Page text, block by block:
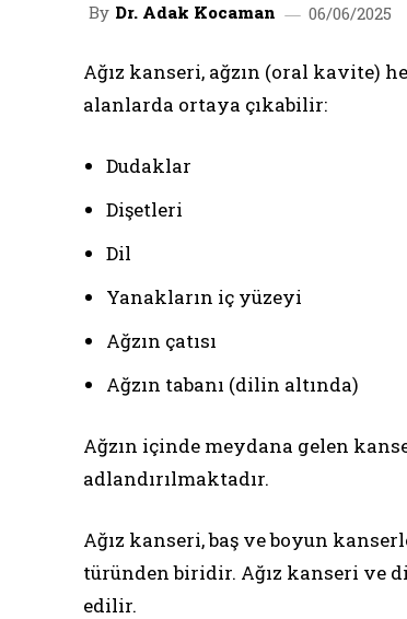
By Dr. Adak Kocaman 06/06/2025
Ağız kanseri, ağzın (oral kavite)
alanlarda ortaya çıkabilir:
Dudaklar
Dişetleri
Dil
Yanakların iç yüzeyi
Ağzın çatısı
Ağzın tabanı (dilin altında)
Ağzın içinde meydana gelen
adlandırılmaktadır.
Ağız kanseri, baş ve boyun
türünden biridir. Ağız kanseri ve
edilir.